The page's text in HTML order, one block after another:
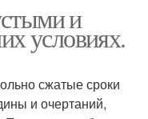
и
условиях.
сжатые сроки
и очертаний,